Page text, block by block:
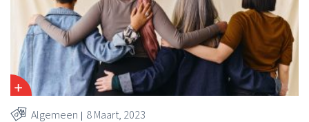
Algemeen 8 Maart, 2023